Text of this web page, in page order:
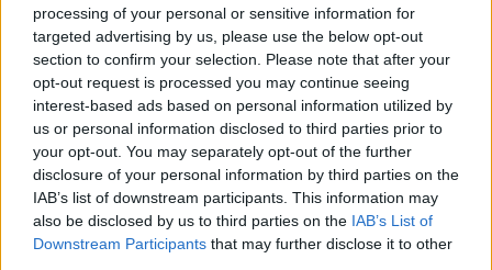
processing of your personal or sensitive information for
targeted advertising by us, please use the below opt-out
section to confirm your selection. Please note that after your
opt-out request is processed you may continue seeing
interest-based ads based on personal information utilized by
us or personal information disclosed to third parties prior to
your opt-out. You may separately opt-out of the further
disclosure of your personal information by third parties on the
IAB’s list of downstream participants. This information may
also be disclosed by us to third parties on the IAB’s List of
Downstream Participants that may further disclose it to other
ΔΙΑΦΗΜΙΣΗ